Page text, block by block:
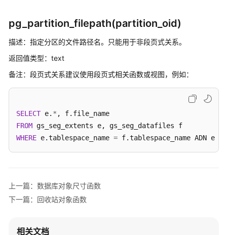
指
南
布
式
数
据
库
系
述
库
pg_partition_filepath(partition_oid)
描述：指定分区的文件路径名。只能用于非段页式关系。
返回值类型：text
备注：段页式关系建议使用段页式相关函数或视图，例如：
SELECT e. *
FROM
WHERE e.tablespace_name = f.tablespace_name ADN
上一篇：数据库对象尺寸函数
下一篇：回收站对象函数
相关文档